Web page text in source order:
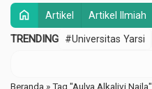
home Artikel Artikel Ilmiah
TRENDING #Universitas Yarsi
Beranda »Tag "Aulya Alkalivi Naila"